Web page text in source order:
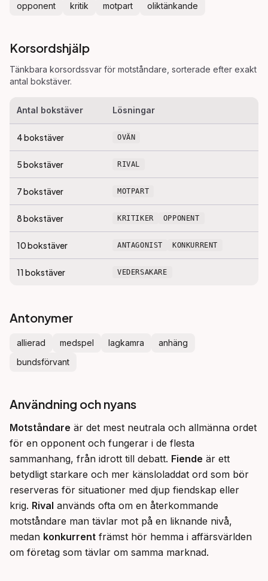
opponent kritik motpart oliktänkande
Korsordshjälp
Tänkbara korsordssvar för motståndare , sorterade efter exakt
antal bokstäver.
Antal bokstäver Lösningar
4bokstäver OVÄN
5bokstäver RIVAL
7bokstäver MOTPART
8bokstäver KRITIKER OPPONENT
10bokstäver ANTAGONIST KONKURRENT
11 bokstäver VEDERSAKARE
Antonymer
allierad medspel lagkamra
anhäng
bundsförvant
Användning och nyans
Motståndare är det mest neutrala och allmänna ordet
för en opponent och fungerar i de flesta
sammanhang, från idrott till debatt. Fiende är ett
betydligt starkare och mer känsloladdat ord som bör
reserveras för situationer med djup fiendskap eller
krig. Rival används ofta om en återkommande
motståndare man tävlar mot på en liknande nivå,
medan konkurrent främst hör hemma i affärsvärlden
om företag som tävlar om samma marknad.